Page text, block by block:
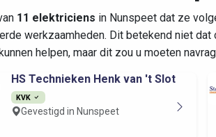
11 elektriciens in Nunspeet dat ze
werkzaamheden. Dit betekend niet
helpen, maar dit zou u moeten
HS Technieken Henk van 't Slot
KVK
Gevestigd in Nunspeet